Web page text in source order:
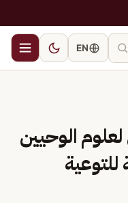
EN
الوحيين
للتوعية